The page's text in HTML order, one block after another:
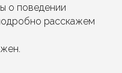
о поведении
расскажем